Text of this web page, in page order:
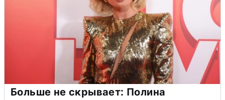
Больше не скрывает: Полина